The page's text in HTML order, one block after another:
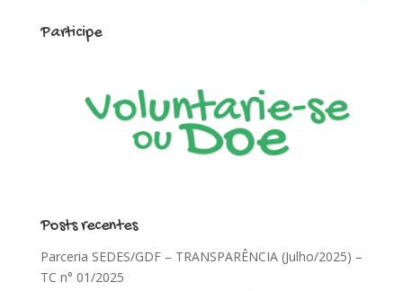
Participe
Posts recentes
Parceria SEDES/GDF – TRANSPARÊNCIA (Julho/2025) –
TC n° 01/2025